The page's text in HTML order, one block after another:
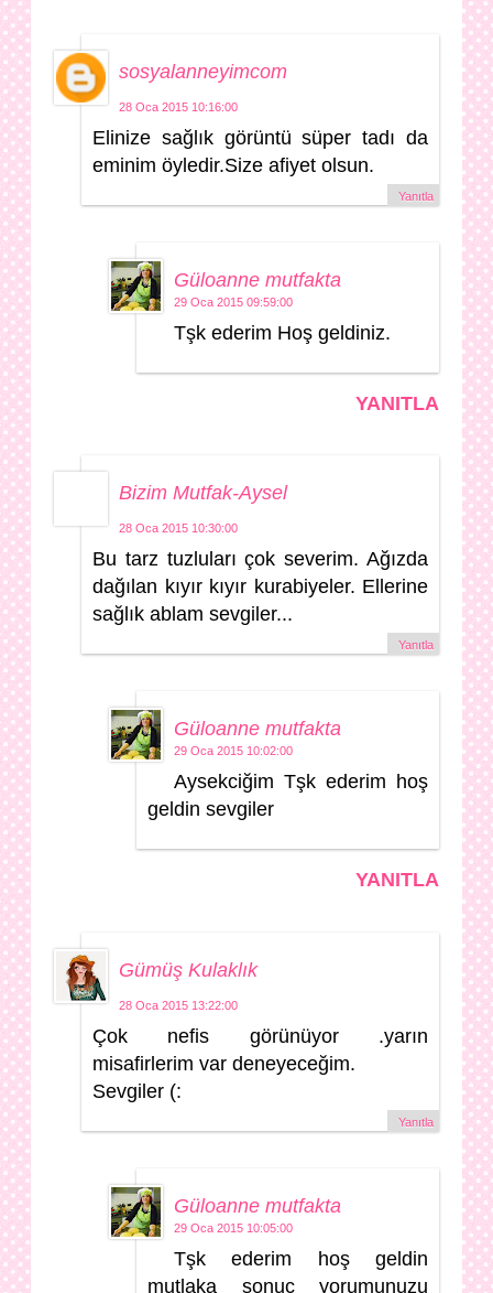
sosyalanneyimcom
28 Oca 2015 10:16:00
Elinize sağlık görüntü süper tadı da
eminim öyledir.Size afiyet olsun.
Yanıtla
Güloanne mutfakta
29 Oca 2015 09:59:00
Tşk ederim Hoş geldiniz.
YANITLA
Bizim Mutfak-Aysel
28 Oca 2015 10:30:00
Bu tarz tuzluları çok severim. Ağızda
dağılan kıyır kıyır kurabiyeler. Ellerine
sağlık ablam sevgiler...
Yanıtla
Güloanne mutfakta
29 Oca 2015 10:02:00
Aysekciğim Tşk ederim hoş
geldin sevgiler
YANITLA
Gümüş Kulaklık
28 Oca 2015 13:22:00
Çok nefis görünüyor .yarın
misafirlerim var deneyeceğim.
Sevgiler (:
Yanıtla
Güloanne mutfakta
29 Oca 2015 10:05:00
Tşk ederim hoş geldin
mutlaka sonuç yorumunuzu